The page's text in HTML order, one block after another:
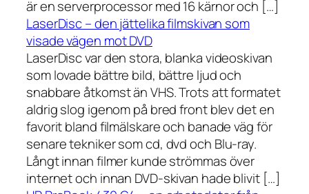
är en serverprocessor med 16 kärnor och […]
LaserDisc – den jättelika filmskivan som
visade vägen mot DVD
LaserDisc var den stora, blanka videoskivan
som lovade bättre bild, bättre ljud och
snabbare åtkomst än VHS. Trots att formatet
aldrig slog igenom på bred front blev det en
favorit bland filmälskare och banade väg för
senare tekniker som cd, dvd och Blu-ray.
Långt innan filmer kunde strömmas över
internet och innan DVD-skivan hade blivit […]